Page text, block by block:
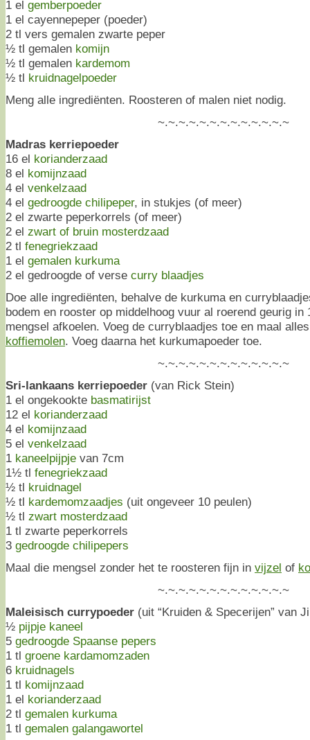
1 el gemberpoeder
1 el cayennepeper (poeder)
2 tl vers gemalen zwarte peper
½ tl gemalen komijn
½ tl gemalen kardemom
½ tl kruidnagelpoeder
Meng alle ingrediënten. Roosteren of malen niet nodig.
~.~.~.~.~.~.~.~.~.~.~.~.~
Madras kerriepoeder
16 el korianderzaad
8 el komijnzaad
4 el venkelzaad
4 el gedroogde chilipeper, in stukjes (of meer)
2 el zwarte peperkorrels (of meer)
2 el zwart of bruin mosterdzaad
2 tl fenegriekzaad
1 el gemalen kurkuma
2 el gedroogde of verse curry blaadjes
Doe alle ingrediënten, behalve de kurkuma en
bodem en rooster op middelhoog vuur al roerend geurig in
mengsel afkoelen. Voeg de curryblaadjes toe en maal
koffiemolen. Voeg daarna het kurkumapoeder toe.
~.~.~.~.~.~.~.~.~.~.~.~.~
Sri-lankaans kerriepoeder (van Rick Stein)
1 el ongekookte basmatirijst
12 el korianderzaad
4 el komijnzaad
5 el venkelzaad
1 kaneelpijpje van 7cm
1½ tl fenegriekzaad
½ tl kruidnagel
½ tl kardemomzaadjes (uit ongeveer 10 peulen)
½ tl zwart mosterdzaad
1 tl zwarte peperkorrels
3 gedroogde chilipepers
Maal die mengsel zonder het te roosteren fijn in vijzel of
~.~.~.~.~.~.~.~.~.~.~.~.~
Maleisisch currypoeder (uit “Kruiden & Specerijen” van
½ pijpje kaneel
5 gedroogde Spaanse pepers
1 tl groene kardamomzaden
6 kruidnagels
1 tl komijnzaad
1 el korianderzaad
2 tl gemalen kurkuma
1 tl gemalen galangawortel